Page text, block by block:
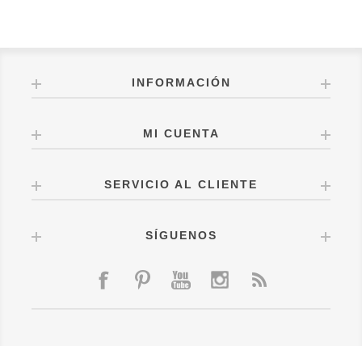
INFORMACIÓN
MI CUENTA
SERVICIO AL CLIENTE
SÍGUENOS